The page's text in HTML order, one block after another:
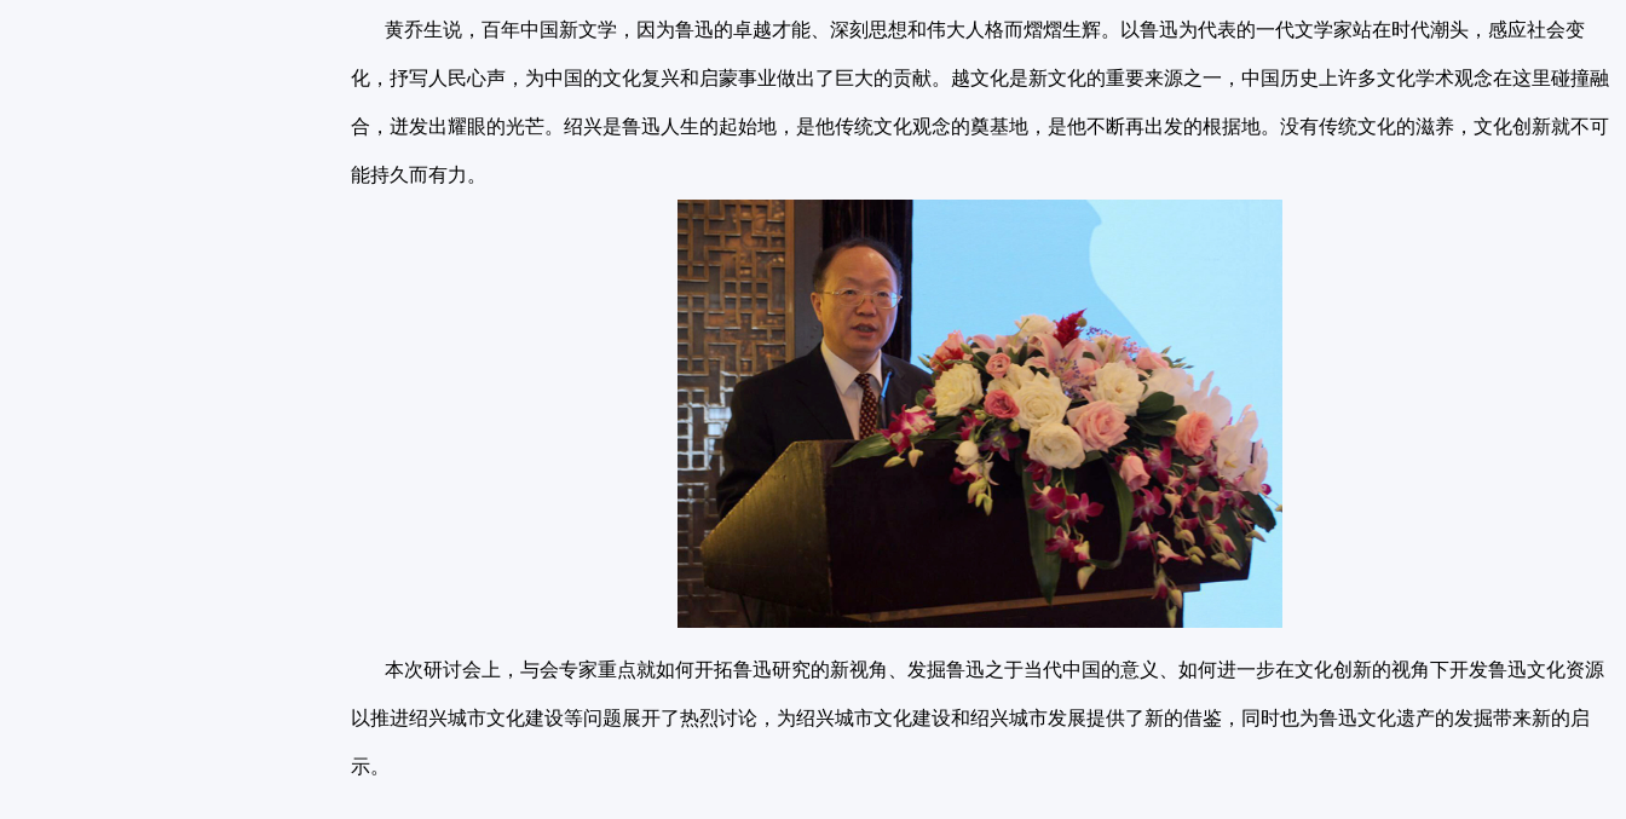
黄乔生说，百年中国新文学，因为鲁迅的卓越才能、深刻思想和伟大人格而熠熠生辉。以鲁迅为代表的一代文学家站在时代潮头，感应社会变
化，抒写人民心声，为中国的文化复兴和启蒙事业做出了巨大的贡献。越文化是新文化的重要来源之一，中国历史上许多文化学术观念在这里碰撞融
合，迸发出耀眼的光芒。绍兴是鲁迅人生的起始地，是他传统文化观念的奠基地，是他不断再出发的根据地。没有传统文化的滋养，文化创新就不可
能持久而有力。
本次研讨会上，与会专家重点就如何开拓鲁迅研究的新视角、发掘鲁迅之于当代中国的意义、如何进一步在文化创新的视角下开发鲁迅文化资源
以推进绍兴城市文化建设等问题展开了热烈讨论，为绍兴城市文化建设和绍兴城市发展提供了新的借鉴，同时也为鲁迅文化遗产的发掘带来新的启
示。